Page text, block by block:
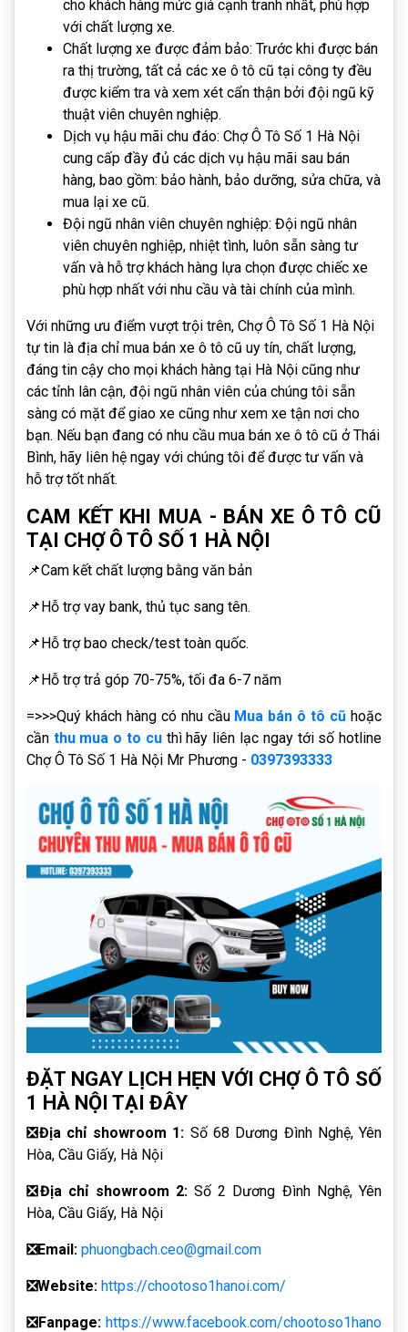
cho khách hàng mức giá cạnh tranh nhất, phù hợp
với chất lượng xe.
Chất lượng xe được đảm bảo: Trước khi được bán
ra thị trường, tất cả các xe ô tô cũ tại công ty đều
được kiểm tra và xem xét cẩn thận bởi đội ngũ kỹ
thuật viên chuyên nghiệp.
Dịch vụ hậu mãi chu đáo: Chợ Ô Tô Số 1 Hà Nội
cung cấp đầy đủ các dịch vụ hậu mãi sau bán
hàng, bao gồm: bảo hành, bảo dưỡng, sửa chữa, và
mua lại xe cũ.
Đội ngũ nhân viên chuyên nghiệp: Đội ngũ nhân
viên chuyên nghiệp, nhiệt tình, luôn sẵn sàng tư
vấn và hỗ trợ khách hàng lựa chọn được chiếc xe
phù hợp nhất với nhu cầu và tài chính của mình.
Với những ưu điểm vượt trội trên, Chợ Ô Tô Số 1 Hà Nội
tự tin là địa chỉ mua bán xe ô tô cũ uy tín, chất lượng,
đáng tin cậy cho mọi khách hàng tại Hà Nội cũng như
các tỉnh lân cận, đội ngũ nhân viên của chúng tôi sẵn
sàng có mặt để giao xe cũng như xem xe tận nơi cho
bạn. Nếu bạn đang có nhu cầu mua bán xe ô tô cũ ở Thái
Bình, hãy liên hệ ngay với chúng tôi để được tư vấn và
hỗ trợ tốt nhất.
CAM KẾT KHI MUA - BÁN XE Ô TÔ CŨ
TẠI CHỢ Ô TÔ SỐ 1 HÀ NỘI
📌Cam kết chất lượng bằng văn bản
📌Hỗ trợ vay bank, thủ tục sang tên.
📌Hỗ trợ bao check/test toàn quốc.
📌Hỗ trợ trả góp 70-75%, tối đa 6-7 năm
=>>>Quý khách hàng có nhu cầu Mua bán ô tô cũ hoặc
cần thu mua o to cuthì hãy liên lạc ngay tới số hotline
Chợ Ô Tô Số 1 Hà Nội Mr Phương - 0397393333
ĐẶT NGAY LỊCH HẸN VỚI CHỢ Ô TÔ SỐ
1 HÀ NỘI TẠI ĐÂY
❎Địa chỉ showroom 1: Số 68 Dương Đình Nghệ, Yên
Hòa, Cầu Giấy, Hà Nội
❎Địa chỉ showroom 2:Số 2 Dương Đình Nghệ, Yên
Hòa, Cầu Giấy, Hà Nội
❎Email: phuongbach.ceo@gmail.com
❎Website: https://chootoso1hanoi.com/
❎Fanpage:https://www.facebook.com/chootoso1hano